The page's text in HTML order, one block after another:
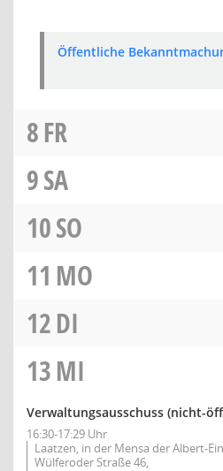
Öffentliche
8FR
9SA
10SO
11 MO
12DI
13MI
Verwaltungsausschuss (nicht-
16:30-17:29 Uhr
Laatzen, in der Mensa der Albert-
Wülferoder Straße 46,